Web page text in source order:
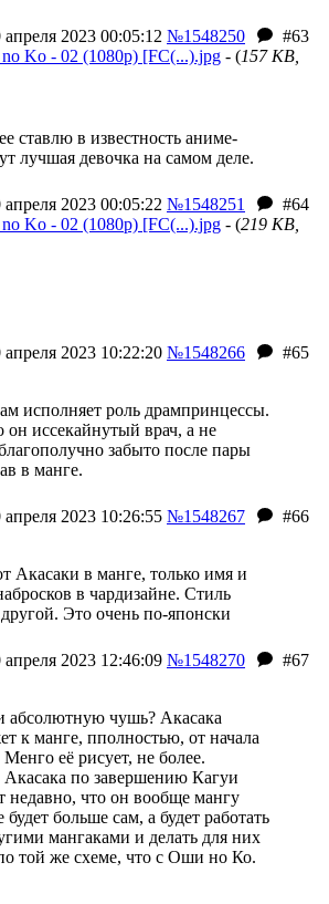
апреля 2023 00:05:12 №1548250
#63
no Ko - 02 (1080p) [FC(...).jpg - (157 KB,
ставлю в известность аниме-
лучшая девочка на самом деле.
апреля 2023 00:05:22 №1548251
#64
no Ko - 02 (1080p) [FC(...).jpg - (219 KB,
апреля 2023 10:22:20 №1548266
#65
исполняет роль дрампринцессы.
он иссекайнутый врач, а не
забыто после пары
в манге.
апреля 2023 10:26:55 №1548267
#66
Акасаки в манге, только имя и
в чардизайне. Стиль
Это очень по-японски
апреля 2023 12:46:09 №1548270
#67
абсолютную чушь? Акасака
к манге, пполностью, от начала
её рисует, не более.
Акасака по завершению Кагуи
недавно, что он вообще мангу
будет больше сам, а будет работать
мангаками и делать для них
той же схеме, что с Оши но Ко.